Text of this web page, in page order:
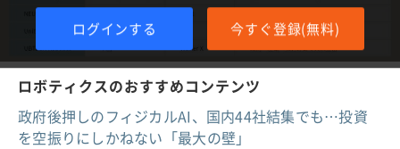
ログインする 今すぐ登録(無料)
ロボティクスのおすすめコンテンツ
政府後押しのフィジカルAI、国内44社結集でも…投資
を空振りにしかねない「最大の壁」